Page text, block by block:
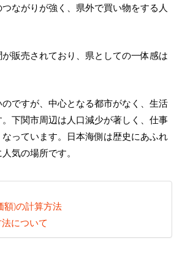
ながりが強く、県外で買い物をする人
販売されており、県としての一体感は
ですが、中心となる都市がなく、生活
下関市周辺は人口減少が著しく、仕事
っています。日本海側は歴史にあふれ
気の場所です。
額)の計算方法
について